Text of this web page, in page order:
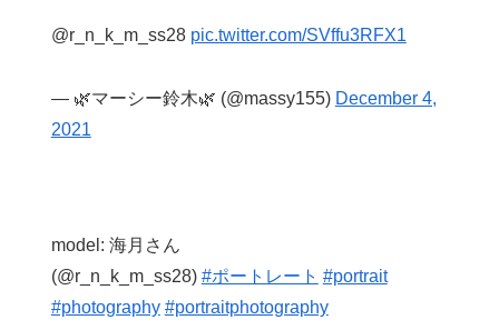
@r_n_k_m_ss28 pic.twitter.com/SVffu3RFX1
— 🌿マーシー鈴木🌿 (@massy155) December 4,
2021
model: 海月さん
(@r_n_k_m_ss28) #ポートレート #portrait
#photography #portraitphotography